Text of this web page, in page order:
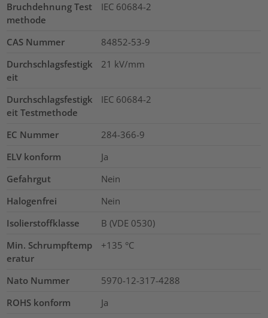
Bruchdehnung Test
methode
IEC 60684-2
CAS Nummer
84852-53-9
Durchschlagsfestigk
eit
21 kV/mm
Durchschlagsfestigk
eit Testmethode
IEC 60684-2
EC Nummer
284-366-9
ELV konform
Ja
Gefahrgut
Nein
Halogenfrei
Nein
Isolierstoffklasse
B (VDE 0530)
Min. Schrumpftemp
eratur
+135 °C
Nato Nummer
5970-12-317-4288
ROHS konform
Ja